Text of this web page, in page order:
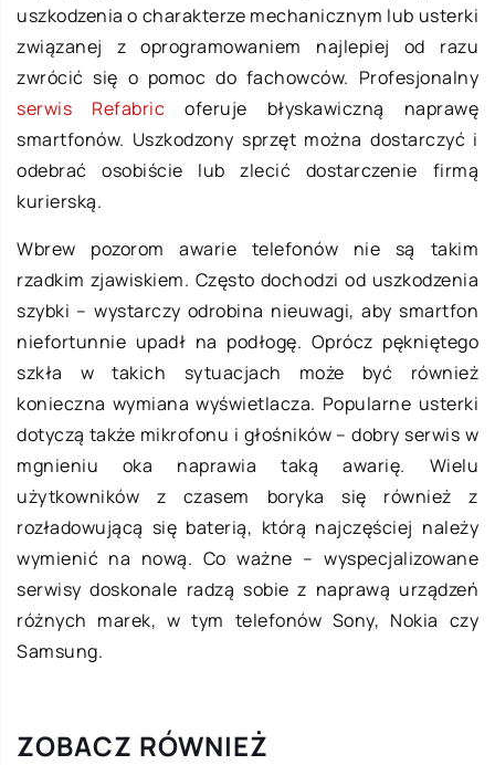
uszkodzenia o charakterze mechanicznym lub usterki
związanej z oprogramowaniem najlepiej od razu
zwrócić się o pomoc do fachowców. Profesjonalny
serwis Refabric oferuje błyskawiczną naprawę
smartfonów. Uszkodzony sprzęt można dostarczyć i
odebrać osobiście lub zlecić dostarczenie firmą
kurierską.
Wbrew pozorom awarie telefonów nie są takim
rzadkim zjawiskiem. Często dochodzi od uszkodzenia
szybki – wystarczy odrobina nieuwagi, aby smartfon
niefortunnie upadł na podłogę. Oprócz pękniętego
szkła w takich sytuacjach może być również
konieczna wymiana wyświetlacza. Popularne usterki
dotyczą także mikrofonu i głośników – dobry serwis w
mgnieniu oka naprawia taką awarię. Wielu
użytkowników z czasem boryka się również z
rozładowującą się baterią, którą najczęściej należy
wymienić na nową. Co ważne – wyspecjalizowane
serwisy doskonale radzą sobie z naprawą urządzeń
różnych marek, w tym telefonów Sony, Nokia czy
Samsung.
ZOBACZ RÓWNIEŻ